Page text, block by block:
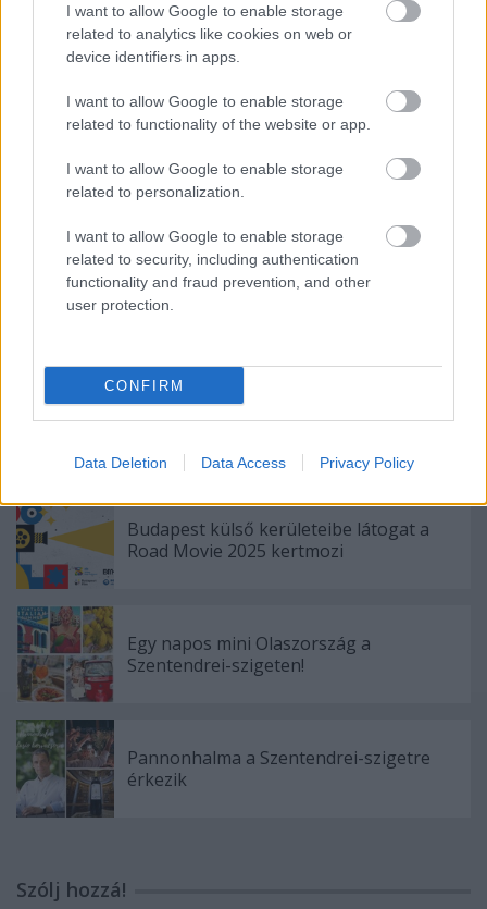
I want to allow Google to enable storage
related to analytics like cookies on web or
device identifiers in apps.
I want to allow Google to enable storage
related to functionality of the website or app.
I want to allow Google to enable storage
related to personalization.
I want to allow Google to enable storage
related to security, including authentication
functionality and fraud prevention, and other
user protection.
CONFIRM
Data Deletion Data Access Privacy Policy
Asztalfoglalás és részletek ITT.
Címkék:szigetmonostor kertmozi rosinante
Ajánlott bejegyzések:
SZEVASZ TAVASZ - tavaszváró MINI SVÉT
Mini SVÉT a Rosinantéban - 2026. április
Budapest külső kerületeibe látogat a
Road Movie 2025 kertmozi
Egy napos mini Olaszország a
Szentendrei-szigeten!
Pannonhalma a Szentendrei-szigetre
érkezik
Szólj hozzá!